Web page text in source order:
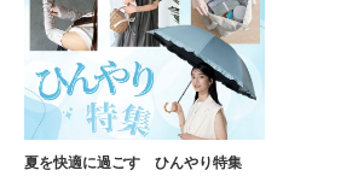
夏を快適に過ごす ひんやり特集